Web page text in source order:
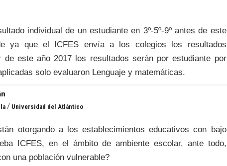
individual de un estudiante en 3º-5º-9º antes de este
ya que el ICFES envía a los colegios los resultados
de este año 2017 los resultados serán por estudiante por
solo evaluaron Lenguaje y matemáticas.
/ Universidad del Atlántico
otorgando a los establecimientos educativos con bajo
ICFES, en el ámbito de ambiente escolar, ante todo,
una población vulnerable?